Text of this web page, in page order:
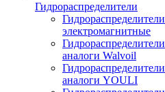
Гидрораспределители
Гидрораспределители
электромагнитные
Гидрораспределители
аналоги Walvoil
Гидрораспределители
аналоги YOULI